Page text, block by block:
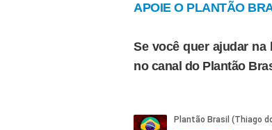
APOIE O PLANTÃO
Se você quer ajudar
no canal do Plantão